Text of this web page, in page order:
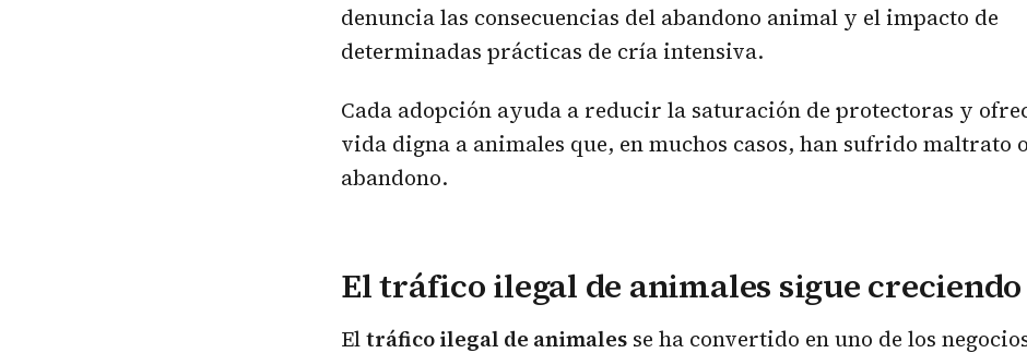
denuncia las consecuencias del abandono animal y el impacto de
determinadas prácticas de cría intensiva.
Cada adopción ayuda a reducir la saturación de protectoras y
vida digna a animales que, en muchos casos, han sufrido maltrato o
abandono.
El tráfico ilegal de animales sigue creciendo
Eltráfico ilegal de animales se ha convertido en uno de los